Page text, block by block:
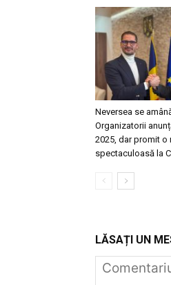
Neversea se
Organizatorii
2025, dar promit o
spectaculoasă la
LĂSAȚI UN